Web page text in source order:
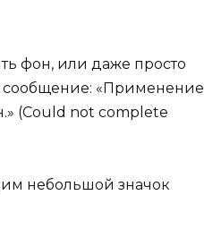
фон, или даже просто
сообщение: «Применение
(Could not complete
небольшой значок